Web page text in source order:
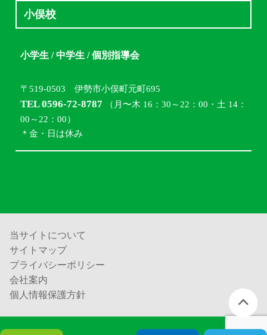
小俣校
小学生 / 中学生 / 個別指導会
〒519-0503 伊勢市小俣町元町695
TEL 0596-72-8787 （月〜木 16：30～22：00・土 14：
00～22：00）
＊金・日は休み
当サイトについて
サイトマップ
プライバシーポリシー
会社案内
個人情報保護方針